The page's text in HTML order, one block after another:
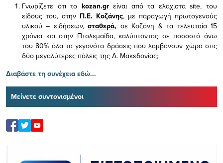
Γνωρίζετε ότι το kozan.gr είναι από τα ελάχισταsite, του
είδους του, στην Π.Ε. Κοζάνης, με παραγωγή πρωτογενούς
υλικού – ειδήσεων,σταθερά, σε Κοζάνη & τα τελευταία 15
χρόνια και στην Πτολεμαΐδα, καλύπτοντας σε ποσοστό άνω
του 80% όλα τα γεγονότα δράσεις που λαμβάνουν χώρα στις
δύο μεγαλύτερες πόλεις της Δ. Μακεδονίας;
Διαβάστε τη συνέχεια εδώ...
Μείνετε συντονισμένοι